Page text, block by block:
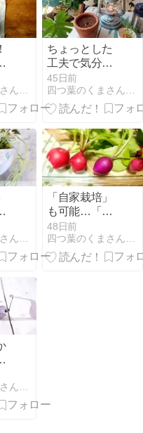
四つ葉のくまさんの癒しのお花、時々お料理日記
ちょっとした
工夫で気分転
換「おうちキ
ャンプ」と
は？
45日前
四つ葉のくまさんの癒しのお花、時々お料理日記
「自家栽培」
も可能…「疲
れ目」に「ラ
ディッシュ」
を食べましょ
48日前